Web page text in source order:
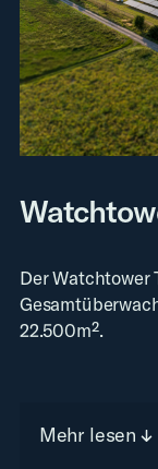
Der Watchtower
22.500m².
Mehr lesen